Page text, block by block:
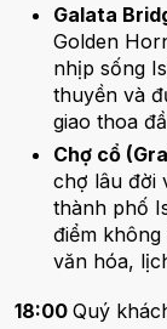
Galata
Golden
nhịp sống
thuyền và
giao thoa
Chợ cổ
chợ lâu đời
thành phố
điểm
văn hóa,
18:00 Quý